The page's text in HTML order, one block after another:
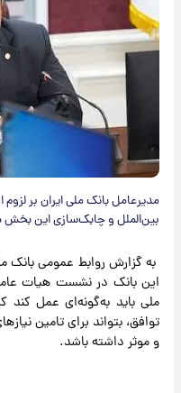
مدیرعامل بانک ملی ایران بر لزوم
بین‌الملل و چابک‌سازی این بخش
به گزارش روابط عمومی بانک
این بانک در نشست هیات
ملی باید به‌گونه‌ای عمل کند
توافق، بتواند برای تامین
و موثر داشته باشد.